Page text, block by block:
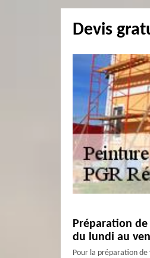
Devis
Préparation
du lundi au
Pour la préparation de